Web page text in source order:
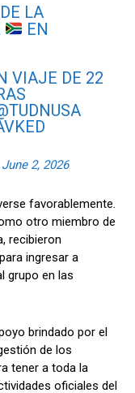
LA
EN
VIAJE DE 22
June 2, 2026
favorablemente.
otro miembro de
recibieron
ingresar a
grupo en las
brindado por el
de los
tener a toda la
oficiales del